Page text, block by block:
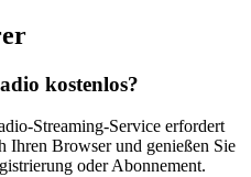
kostenlos?
Streaming-Service erfordert
Ihren Browser und genießen Sie
oder Abonnement.